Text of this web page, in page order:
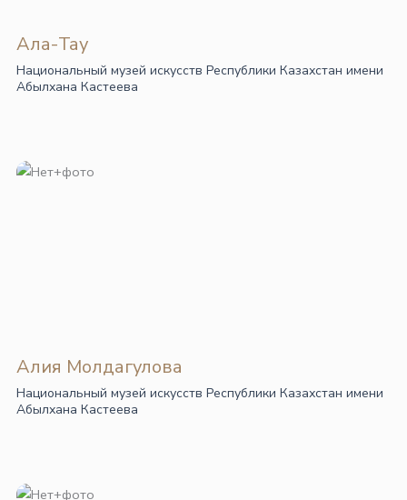
Ала-Тау
Национальный музей искусств Республики Казахстан имени
Абылхана Кастеева
Алия Молдагулова
Национальный музей искусств Республики Казахстан имени
Абылхана Кастеева